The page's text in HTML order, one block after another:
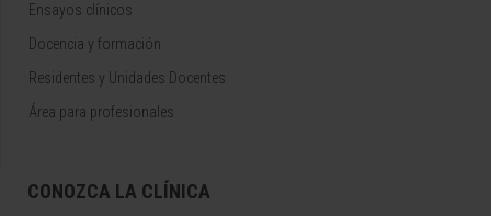
Ensayos clínicos
Docencia y formación
Residentes y Unidades Docentes
Área para profesionales
CONOZCA LA CLÍNICA